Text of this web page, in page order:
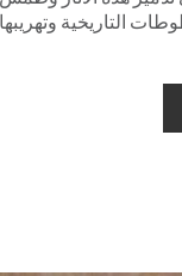
التاريخية